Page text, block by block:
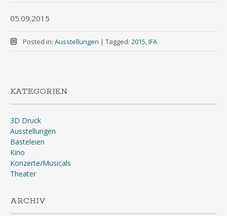
05.09.2015
Posted in: Ausstellungen | Tagged: 2015,IFA
KATEGORIEN
3D Druck
Ausstellungen
Basteleien
Kino
Konzerte/Musicals
Theater
ARCHIV